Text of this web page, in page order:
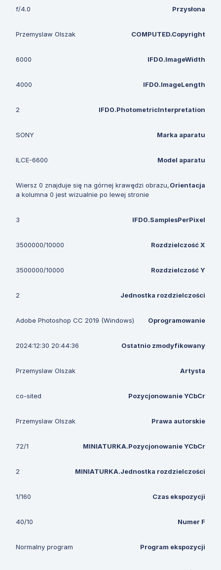
Przysłona
f/4.0
COMPUTED.Copyright
Przemyslaw Olszak
IFD0.ImageWidth
6000
IFD0.ImageLength
4000
IFD0.PhotometricInterpretation
2
Marka aparatu
SONY
Model aparatu
ILCE-6600
Orientacja
Wiersz 0 znajduje się na górnej krawędzi obrazu,
a kolumna 0 jest wizualnie po lewej stronie
IFD0.SamplesPerPixel
3
Rozdzielczość X
3500000/10000
Rozdzielczość Y
3500000/10000
Jednostka rozdzielczości
2
Oprogramowanie
Adobe Photoshop CC 2019 (Windows)
Ostatnio zmodyfikowany
2024:12:30 20:44:36
Artysta
Przemyslaw Olszak
Pozycjonowanie YCbCr
co-sited
Prawa autorskie
Przemyslaw Olszak
MINIATURKA.Pozycjonowanie YCbCr
72/1
MINIATURKA.Jednostka rozdzielczości
2
Czas ekspozycji
1/160
Numer F
40/10
Program ekspozycji
Normalny program